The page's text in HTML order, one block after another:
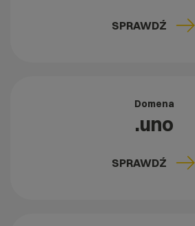
SPRAWDŹ
Domena
.uno
SPRAWDŹ